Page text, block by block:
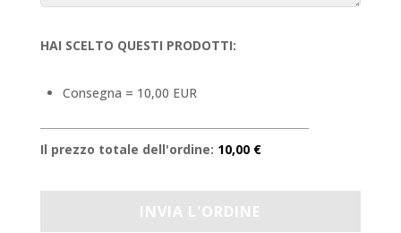
HAI SCELTO QUESTI PRODOTTI:
Consegna = 10,00 EUR
Il prezzo totale dell'ordine: 10,00 €